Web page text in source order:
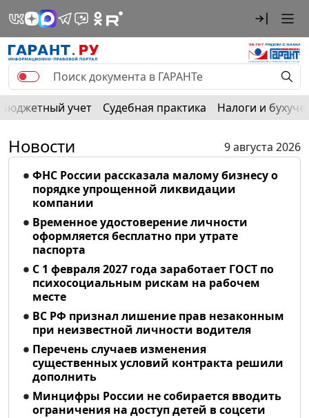
Бюджетный учет Судебная практика Налоги и
Новости
9 августа 2026
ФНС России рассказала малому бизнесу о
порядке упрощенной ликвидации
компании
Временное удостоверение личности
оформляется бесплатно при утрате
паспорта
С 1 февраля 2027 года заработает ГОСТ по
психосоциальным рискам на рабочем
месте
ВС РФ признал лишение прав незаконным
при неизвестной личности водителя
Перечень случаев изменения
существенных условий контракта решили
дополнить
Минцифры России не собирается вводить
ограничения на доступ детей в соцсети